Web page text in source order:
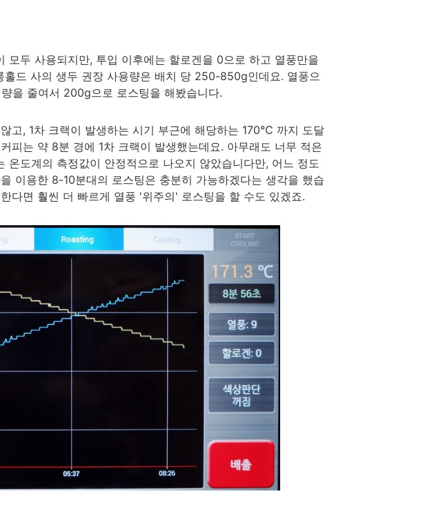
모두 사용되지만, 투입 이후에는 할로겐을 0으로 하고 열풍만을
홀드 사의 생두 권장 사용량은 배치 당 250-850g인데요. 열풍으
을 줄여서 200g으로 로스팅을 해봤습니다.
고, 1차 크랙이 발생하는 시기 부근에 해당하는 170℃ 까지 도달
피는 약 8분 경에 1차 크랙이 발생했는데요. 아무래도 너무 적은
온도계의 측정값이 안정적으로 나오지 않았습니다만, 어느 정도
이용한 8-10분대의 로스팅은 충분히 가능하겠다는 생각을 했습
다면 훨씬 더 빠르게 열풍 '위주의' 로스팅을 할 수도 있겠죠.